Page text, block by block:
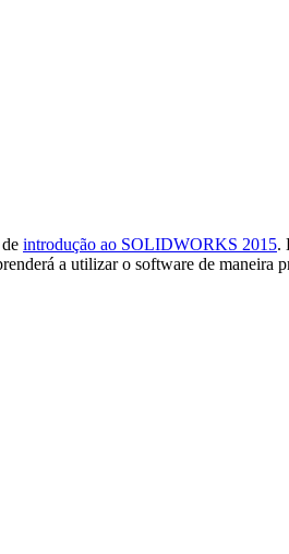
introdução ao SOLIDWORKS 2015.
a utilizar o software de maneira